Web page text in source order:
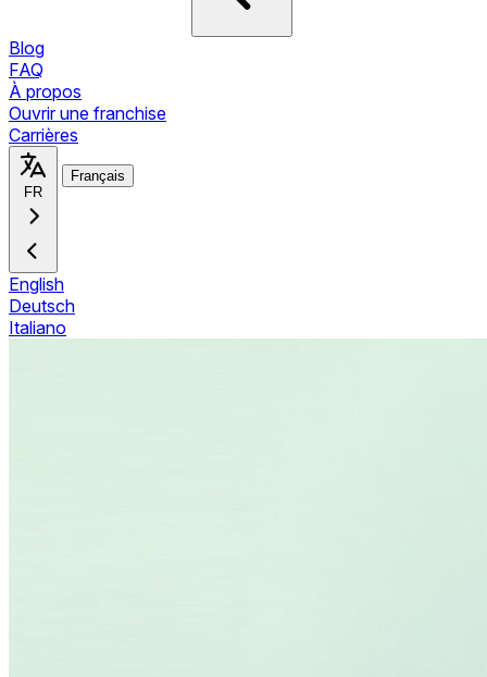
Blog
FAQ
À propos
Ouvrir une franchise
Carrières
FR
Français
English
Deutsch
Italiano